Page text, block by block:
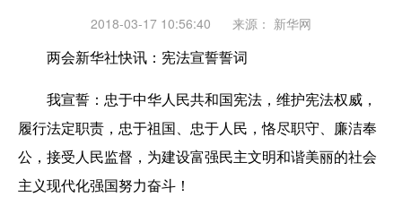
2018-03-17 10:56:40 来源： 新华网
两会新华社快讯：宪法宣誓誓词
我宣誓：忠于中华人民共和国宪法，维护宪法权威，
履行法定职责，忠于祖国、忠于人民，恪尽职守、廉洁奉
公，接受人民监督，为建设富强民主文明和谐美丽的社会
主义现代化强国努力奋斗！